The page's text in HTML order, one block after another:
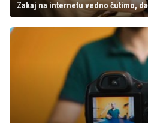
Zakaj na internetu vedno čutimo,